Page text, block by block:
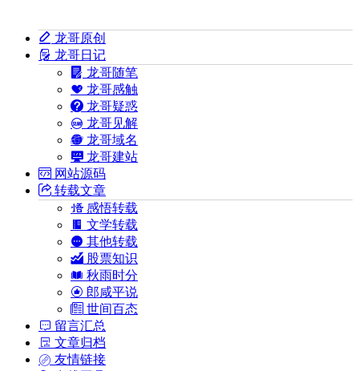
龙哥原创
龙哥日记
龙哥随笔
龙哥感触
龙哥疑惑
龙哥见解
龙哥域名
龙哥建站
网站源码
转载文章
感悟转载
文学转载
其他转载
股票知识
秋雨时分
郎咸平说
世间百态
留言汇总
文章归档
友情链接